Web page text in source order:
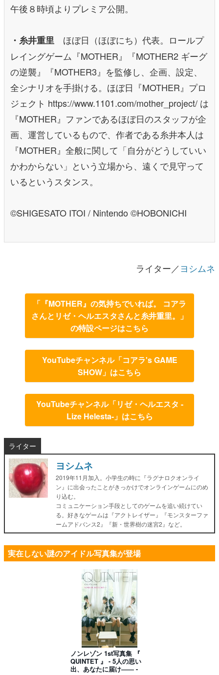
午後８時頃よりプレミア公開。
・糸井重里 ほぼ日（ほぼにち）代表。ロールプ
レイングゲーム『MOTHER』『MOTHER2 ギーグ
の逆襲』『MOTHER3』を監修し、企画、設定、
全シナリオを手掛ける。ほぼ日『MOTHER』プロ
ジェクト https://www.1101.com/mother_project/ は
『MOTHER』ファンであるほぼ日のスタッフが企
画、運営しているもので、作者である糸井本人は
『MOTHER』全般に関して「自分がどうしていい
かわからない」という立場から、遠くで見守って
いるというスタンス。
©SHIGESATO ITOI / Nintendo ©HOBONICHI
ライター／ヨシムネ
「『MOTHER』の気持ちでいれば。 コアラ
さんとリゼ・ヘルエスタさんと糸井重里。」
の特設ページはこちら
YouTubeチャンネル「コアラ's GAME
SHOW」はこちら
YouTubeチャンネル「リゼ・ヘルエスタ -
Lize Helesta-」はこちら
ライター
ヨシムネ
2019年11月加入。小学生の時に『ラグナロクオンライ
ン』に出会ったことがきっかけでオンラインゲームにのめ
り込む。
コミュニケーション手段としてのゲームを追い続けてい
る。好きなゲームは『アクトレイザー』『モンスターファ
ームアドバンス2』『新・世界樹の迷宮2』など。
実在しない謎のアイドル写真集が登場
ノンレゾン 1st写真集 『
QUINTET 』 - 5人の思い
出、あなたに届け―― -